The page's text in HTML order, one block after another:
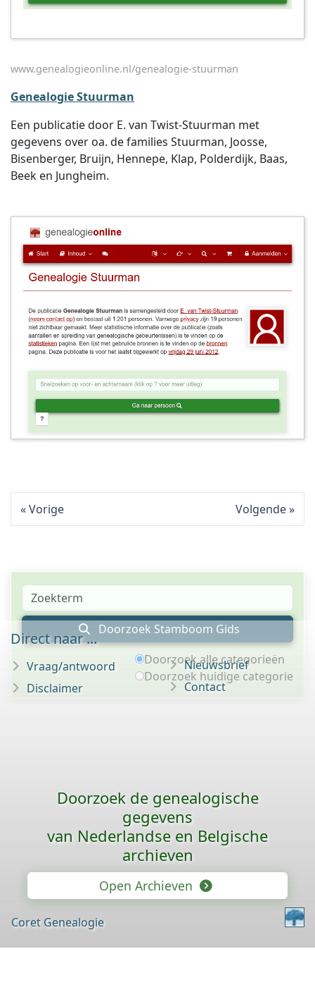
www.genealogieonline.nl/genealogie-stuurman
Genealogie Stuurman
Een publicatie door E. van Twist-Stuurman met
gegevens over oa. de families Stuurman, Joosse,
Bisenberger, Bruijn, Hennepe, Klap, Polderdijk, Baas,
Beek en Jungheim.
Vorige Volgende
Doorzoek Stamboom Gids
Doorzoek alle categorieën
Doorzoek huidige categorie
Direct naar ...
Vraag/antwoord
Disclaimer
Nieuwsbrief
Contact
Doorzoek de genealogische
gegevens
van Nederlandse en Belgische
archieven
Open Archieven
Coret Genealogie